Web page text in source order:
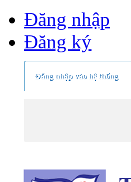
Đăng nhập
Đăng ký
Đăng nhập vào hệ thống